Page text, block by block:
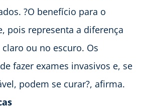
?O benefício para o
pois representa a diferença
ou no escuro. Os
fazer exames invasivos e, se
podem se curar?, afirma.